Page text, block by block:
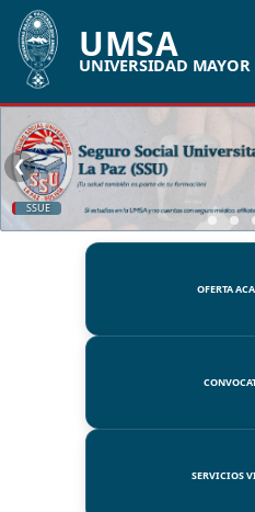
UMSA
UNIVERSIDAD MAYOR
SSUE
❮
OFERTA
SERVICIOS